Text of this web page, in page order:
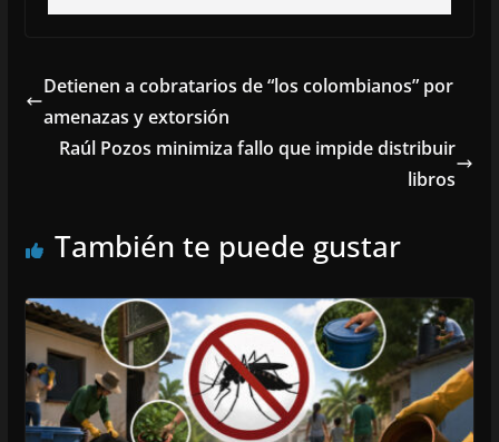
Detienen a cobratarios de “los colombianos” por
amenazas y extorsión
Raúl Pozos minimiza fallo que impide distribuir
libros
También te puede gustar